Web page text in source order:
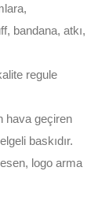
bandana, atkı,
regule
hava geçiren
baskıdır.
logo arma